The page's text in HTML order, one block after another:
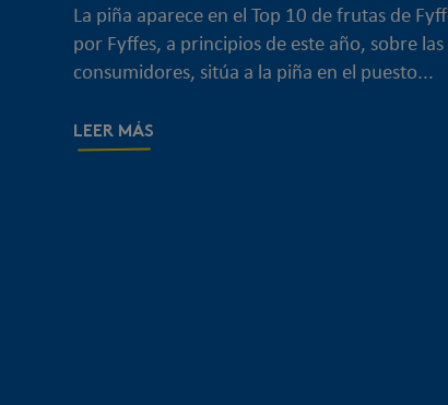
La piña aparece en el Top 10 de frutas de
por Fyffes, a principios de este año, sobre
consumidores, sitúa a la piña en el puesto...
LEER MÁS